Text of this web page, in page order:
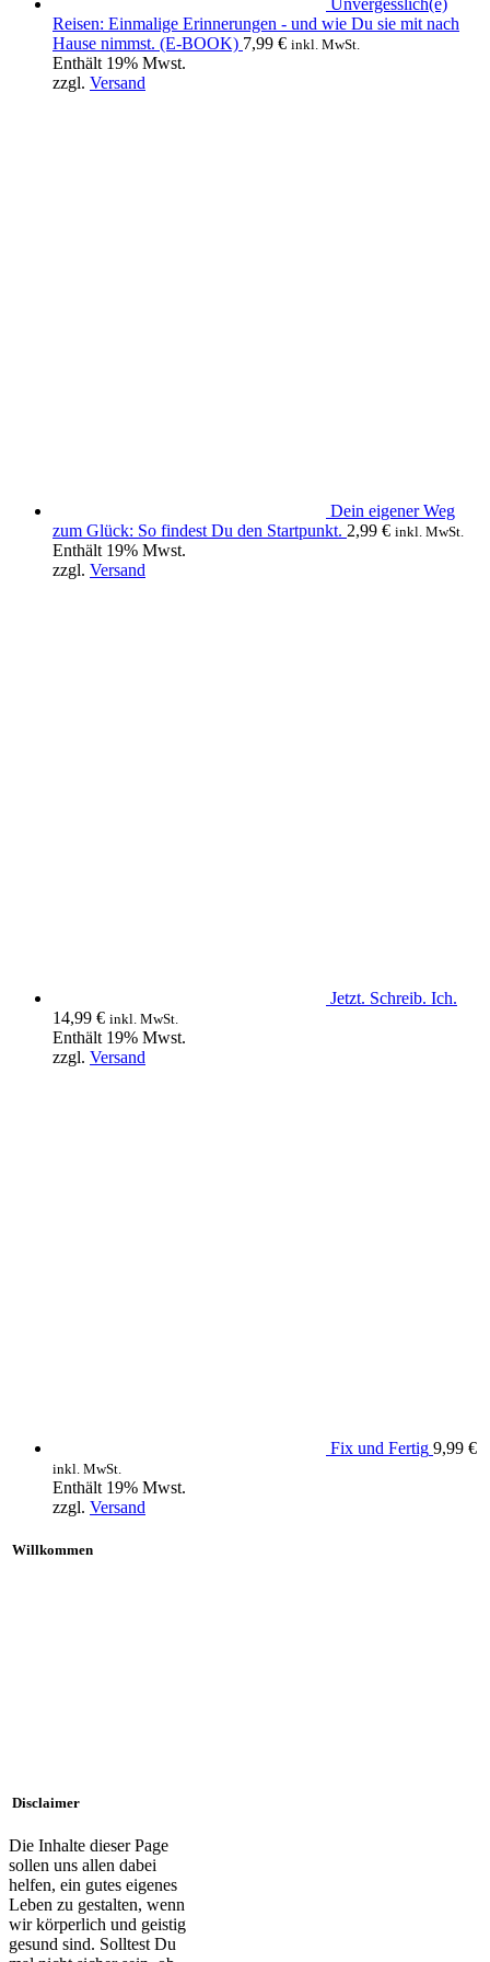
Unvergesslich(e)
Reisen: Einmalige Erinnerungen - und wie Du sie mit nach
Hause nimmst. (E-BOOK) 7,99 € inkl. MwSt.
Enthält 19% Mwst.
zzgl. Versand
Dein eigener Weg
zum Glück: So findest Du den Startpunkt. 2,99 € inkl. MwSt.
Enthält 19% Mwst.
zzgl. Versand
Jetzt. Schreib. Ich.
14,99 € inkl. MwSt.
Enthält 19% Mwst.
zzgl. Versand
Fix und Fertig 9,99 €
inkl. MwSt.
Enthält 19% Mwst.
zzgl. Versand
Willkommen
Disclaimer
Die Inhalte dieser Page
sollen uns allen dabei
helfen, ein gutes eigenes
Leben zu gestalten, wenn
wir körperlich und geistig
gesund sind. Solltest Du